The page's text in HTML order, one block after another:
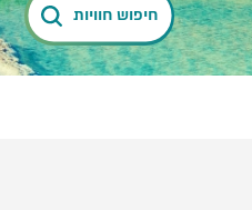
חיפוש חוויות